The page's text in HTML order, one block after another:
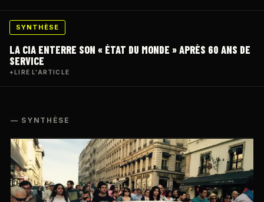
SYNTHÈSE
LA CIA ENTERRE SON « ÉTAT DU MONDE » APRÈS 60 ANS DE
SERVICE
+LIRE L'ARTICLE
— SYNTHÈSE